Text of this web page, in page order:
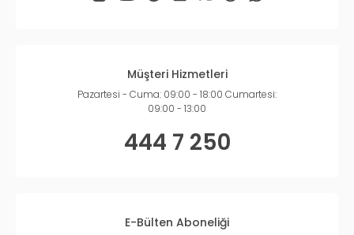
Müşteri Hizmetleri
Pazartesi - Cuma: 09:00 - 18:00 Cumartesi:
09:00 - 13:00
444 7 250
E-Bülten Aboneliği